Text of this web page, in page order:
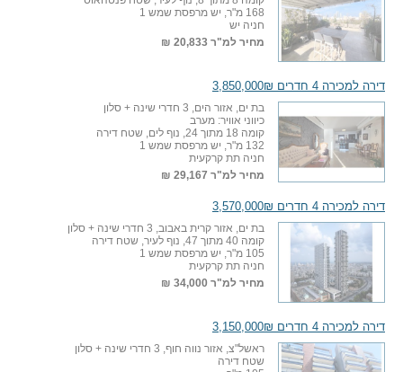
168 מ"ר, יש מרפסת שמש 1
חניה יש
מחיר למ"ר 20,833 ₪
דירה למכירה 4 חדרים 3,850,000₪
בת ים, אזור הים, 3 חדרי שינה + סלון
כיווני אוויר: מערב
קומה 18 מתוך 24, נוף לים, שטח דירה
132 מ"ר, יש מרפסת שמש 1
חניה תת קרקעית
מחיר למ"ר 29,167 ₪
דירה למכירה 4 חדרים 3,570,000₪
בת ים, אזור קרית באבוב, 3 חדרי שינה + סלון
קומה 40 מתוך 47, נוף לעיר, שטח דירה
105 מ"ר, יש מרפסת שמש 1
חניה תת קרקעית
מחיר למ"ר 34,000 ₪
דירה למכירה 4 חדרים 3,150,000₪
ראשל"צ, אזור נווה חוף, 3 חדרי שינה + סלון
שטח דירה